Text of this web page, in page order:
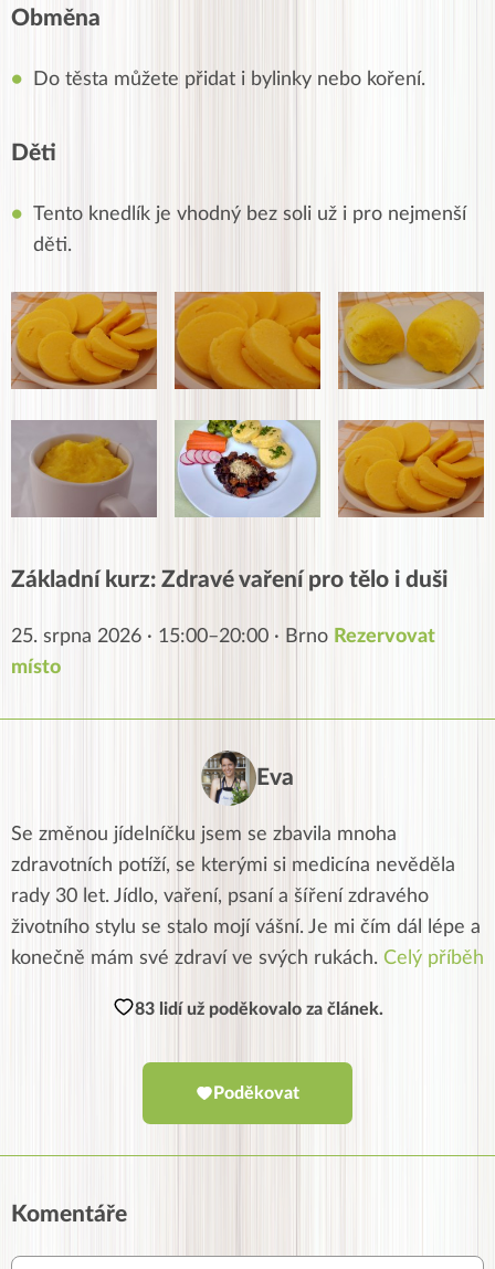
Obměna
Do těsta můžete přidat i bylinky nebo koření.
Děti
Tento knedlík je vhodný bez soli už i pro nejmenší
děti.
Základní kurz: Zdravé vaření pro tělo i duši
25. srpna 2026 · 15:00–20:00 · Brno Rezervovat
místo
Eva
Se změnou jídelníčku jsem se zbavila mnoha
zdravotních potíží, se kterými si medicína nevěděla
rady 30 let. Jídlo, vaření, psaní a šíření zdravého
životního stylu se stalo mojí vášní. Je mi čím dál lépe a
konečně mám své zdraví ve svých rukách. Celý příběh
83 lidí už poděkovalo za článek.
Poděkovat
Komentáře